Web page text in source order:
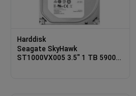
Harddisk
Seagate SkyHawk
ST1000VX005 3.5" 1 TB 5900